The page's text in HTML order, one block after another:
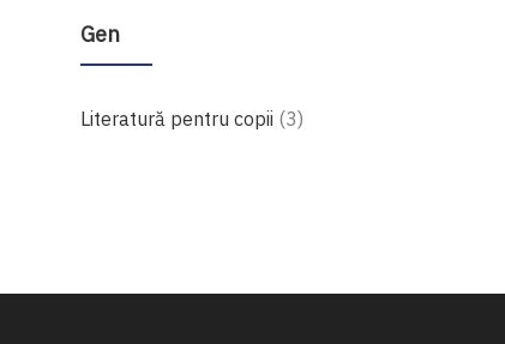
Gen
Literatură pentru copii 3produse